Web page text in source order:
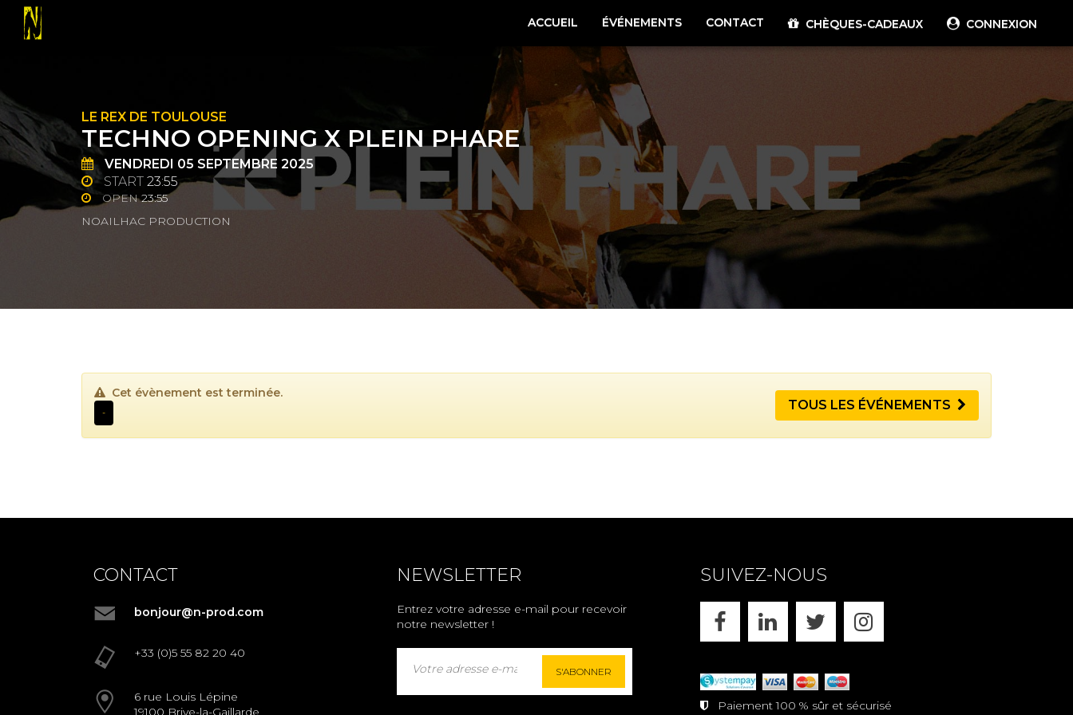
ACCUEIL ÉVÉNEMENTS CONTACT CHÈQUES-CADEAUX CONNEXION
LE REX DE TOULOUSE
TECHNO OPENING X PLEIN PHARE
VENDREDI 05 SEPTEMBRE 2025
START 23:55
OPEN23:55
NOAILHAC PRODUCTION
Cet évènement est terminée.
- TOUS LES ÉVÉNEMENTS
CONTACT
bonjour@n-prod.com
+33 (0)5 55 82 20 40
6 rue Louis Lépine
19100 Brive-la-Gaillarde
NEWSLETTER
Entrez votre adresse e-mail pour recevoir
notre newsletter !
S'ABONNER
SUIVEZ-NOUS
FACEBOOK
Paiement 100 % sûr et sécurisé